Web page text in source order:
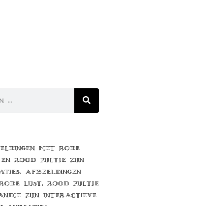
met rode
rood pijltje zijn
Afbeeldingen
lijst, rood pijltje
zijn interactieve